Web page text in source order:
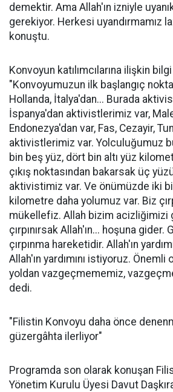
demektir. Ama Allah'ın izniyle
gerekiyor. Herkesi uyandırmamız
konuştu.
Konvoyun katılımcılarına ilişkin
"Konvoyumuzun ilk başlangıç
Hollanda, İtalya'dan... Burada
İspanya'dan aktivistlerimiz var,
Endonezya'dan var, Fas, Cezayir,
aktivistlerimiz var. Yolculuğumuz
bin beş yüz, dört bin altı yüz
çıkış noktasından bakarsak üç
aktivistimiz var. Ve önümüzde iki
kilometre daha yolumuz var. Biz
mükellefiz. Allah bizim acizliğimizi
çırpınırsak Allah'ın... hoşuna
çırpınma hareketidir. Allah'ın
Allah'ın yardımını istiyoruz. Önemli
yoldan vazgeçmememiz,
dedi.
"Filistin Konvoyu daha önce
güzergâhta ilerliyor"
Programda son olarak konuşan
Yönetim Kurulu Üyesi Davut